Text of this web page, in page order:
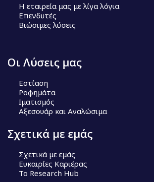
Η εταιρεία μας με λίγα λόγια
Επενδυτές
Βιώσιμες λύσεις
Οι Λύσεις μας
Εστίαση
Ροφημάτα
Ιματισμός
Αξεσουάρ και Αναλώσιμα
Σχετικά με εμάς
Σχετικά με εμάς
Ευκαιρίες Καριέρας
Το Research Hub